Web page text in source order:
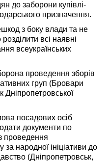
до заборони купівлі-
призначення.
з боку влади та не
всі наявні
всеукраїнських
проведення зборів
груп (Бровари
Дніпропетровської
посадових осіб
документи по
проведення
народної ініціативи до
(Дніпропетровськ,